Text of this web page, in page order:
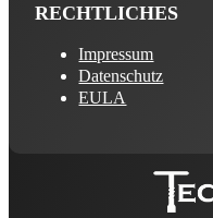
RECHTLICHES
Impressum
Datenschutz
EULA